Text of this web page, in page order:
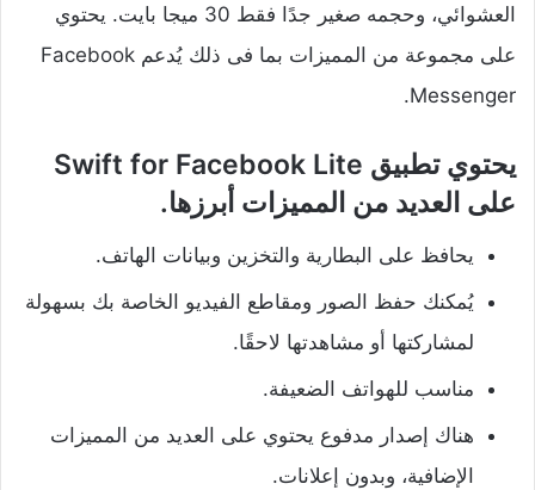
العشوائي، وحجمه صغير جدًا فقط 30 ميجا بايت. يحتوي
على مجموعة من المميزات بما فى ذلك يُدعم Facebook
Messenger.
على العديد من المميزات أبرزها.
يحافظ على البطارية والتخزين وبيانات الهاتف.
يُمكنك حفظ الصور ومقاطع الفيديو الخاصة بك بسهولة
لمشاركتها أو مشاهدتها لاحقًا.
مناسب للهواتف الضعيفة.
هناك إصدار مدفوع يحتوي على العديد من المميزات
الإضافية، وبدون إعلانات.